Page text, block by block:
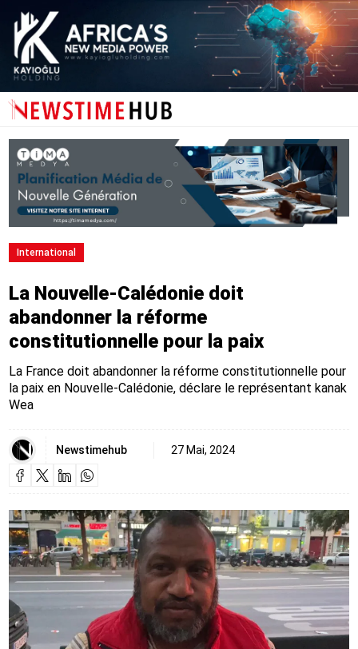
International
La Nouvelle-Calédonie doit
abandonner la réforme
constitutionnelle pour la paix
La France doit abandonner la réforme constitutionnelle pour
la paix en Nouvelle-Calédonie, déclare le représentant kanak
Wea
Newstimehub 27 Mai, 2024